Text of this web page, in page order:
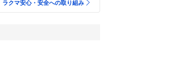
ラクマ安心・安全への取り組み